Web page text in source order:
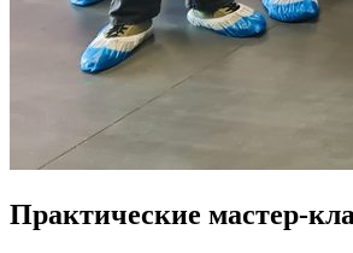
Практические мастер-